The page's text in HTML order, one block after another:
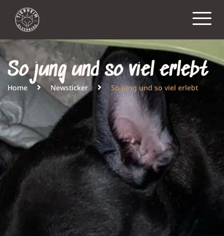
So jung und so viel erlebt
Home Newsticker So jung und so viel erlebt